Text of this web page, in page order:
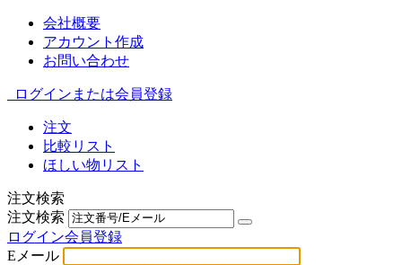
会社概要
アカウント作成
お問い合わせ
ログインまたは会員登録
注文
比較リスト
ほしい物リスト
注文検索
注文検索
ログイン会員登録
Eメール